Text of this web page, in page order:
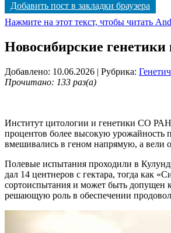
Добавить пост в закладки браузера
Нажмите на этот текст, чтобы читать
Новосибирские
Добавлено: 10.06.2026 | Рубрика:
Прочитано: 133 раз(а)
Институт цитологии и генетики СО
процентов более высокую урожайность
вмешивались в геном напрямую, а вели
Полевые испытания проходили в
дал 14 центнеров с гектара, тогда как
сортоиспытания и может быть допущен
решающую роль в обеспечении